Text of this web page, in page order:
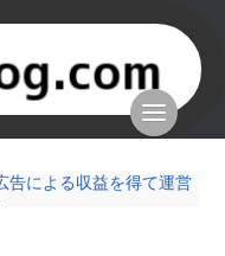
告による収益を得て運営